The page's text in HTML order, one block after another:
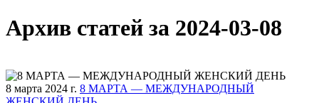
Архив статей за 2024-03-08
8 марта 2024 г. 8 МАРТА — МЕЖДУНАРОДНЫЙ